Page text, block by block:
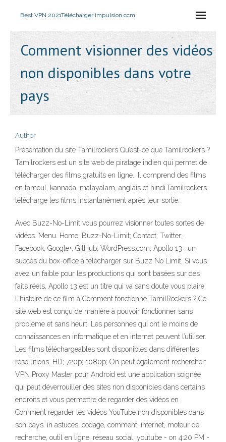
Best VPN 2021Télécharger impulsion ccm
Comment visionner des vidéos
non disponibles dans votre
pays
Author
Présentation du site Tamilrockers Qu’est-ce que Tamilrockers ?
Tamilrockers est un site web de piratage indien qui permet de
télécharger des films gratuits en ligne.. Il comprend des films
en tamoul, kannada, malayalam, anglais et hindi.Tamilrockers
télécharge les films instantanément après leur sortie.
Avec Buzz-No-Limit vous pourrez visionner toutes sortes de
vidéos. Menu. Home; Buzz-No-Limit; Contact; Twitter;
Facebook; Google+; GitHub; WordPress.com; Apollo 13 : un
succès du box-office à télécharger sur Buzz No Limit. Si vous
avez un faible pour les productions qui sont basées sur des
faits réels, Apollo 13 est un titre qui va sans doute vous plaire.
L’histoire de ce film à Comment fonctionne TamilRockers ? Ce
site web est conçu de manière à pouvoir fonctionner sans
problème et sans heurt. Les personnes qui ont le moins de
connaissances en informatique et en internet peuvent l’utiliser.
Les films téléchargeables sont disponibles dans différentes
résolutions. HD; 720p; 1080p; On peut également rechercher:
VPN Proxy Master pour Android est une application soignée
qui peut déverrouiller des sites non disponibles dans certains
endroits et vous permettre de regarder des vidéos en
Comment regarder les vidéos YouTube non disponibles dans
son pays. in astuces, codage, comment, internet, moteur de
recherche, outil en ligne, réseau social, youtube - on 4:20 PM -